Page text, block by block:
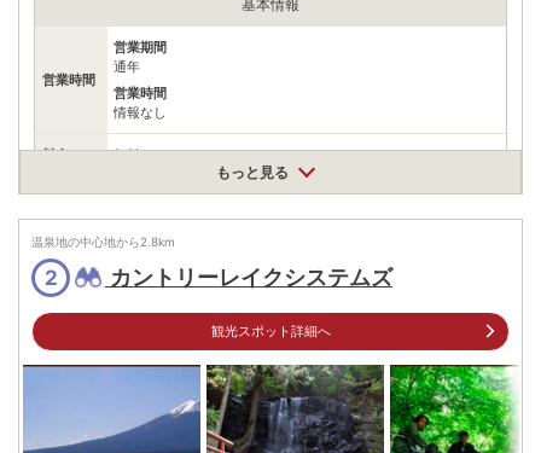
基本情報
営業時間
営業期間
通年
営業時間
情報なし
料金 無料
アクセス
住所
山梨県富士河口湖町西湖
車
河口湖IC約25分富士IC約1時間甲府南IC約1時間
駐車場 無料
0555823131
※問い合わせ先：西湖観光協会
もっと見る
温泉地の中心地から2.8km
2 カントリーレイクシステムズ
観光スポット詳細へ